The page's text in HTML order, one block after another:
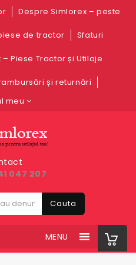
Despre Simlorex – peste
de tractor Sfaturi
Piese Tractor și Utilaje
și returnări
meu
047 207
Cauta
MENU